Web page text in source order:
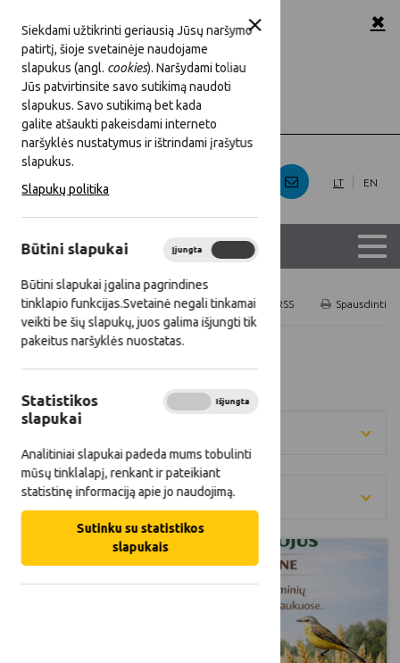
Siekdami užtikrinti geriausią Jūsų naršymo
patirtį, šioje svetainėje naudojame
slapukus (angl. cookies). Naršydami toliau
Jūs patvirtinsite savo sutikimą naudoti
slapukus. Savo sutikimą bet kada
galite atšaukti pakeisdami interneto
naršyklės nustatymus ir ištrindami įrašytus
slapukus.
Slapukų politika
Būtini slapukai Įjungta
Būtini slapukai įgalina pagrindines
tinklapio funkcijas.Svetainė negali tinkamai
veikti be šių slapukų, juos galima išjungti tik
pakeitus naršyklės nuostatas.
Statistikos
slapukai
Išjungta
Analitiniai slapukai padeda mums tobulinti
mūsų tinklalapį, renkant ir pateikiant
statistinę informaciją apie jo naudojimą.
Sutinku su statistikos
slapukais
Šriftas: A
Fonas: baltas Juoda
Iliustracijos: Rodyti Slėpti
✖
LT EN
Titulinis Naujienos Spausdinti
RSS
Visos naujienos
Kategorija